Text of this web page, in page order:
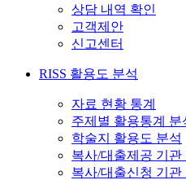
상담 내역 확인
고객제안
신고센터
RISS 활용도 분석
자료 현황 통계
주제별 활용통계 분
학술지 활용도 분석
복사/대출제공 기관
복사/대출신청 기관